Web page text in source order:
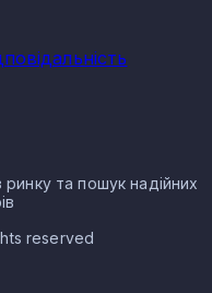
ринку та пошук надійних
reserved